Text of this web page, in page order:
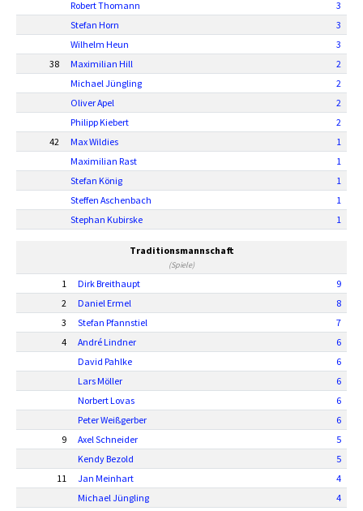
Robert Thomann
3
Stefan Horn
3
Wilhelm Heun
3
38
Maximilian Hill
2
Michael Jüngling
2
Oliver Apel
2
Philipp Kiebert
2
42
Max Wildies
1
Maximilian Rast
1
Stefan König
1
Steffen Aschenbach
1
Stephan Kubirske
1
Traditionsmannschaft
(Spiele)
1 Dirk Breithaupt
9
2
Daniel Ermel
8
3
Stefan Pfannstiel
7
4
André Lindner
6
David Pahlke
6
Lars Möller
6
Norbert Lovas
6
Peter Weißgerber
6
9
Axel Schneider
5
Kendy Bezold
5
11
Jan Meinhart
4
Michael Jüngling
4